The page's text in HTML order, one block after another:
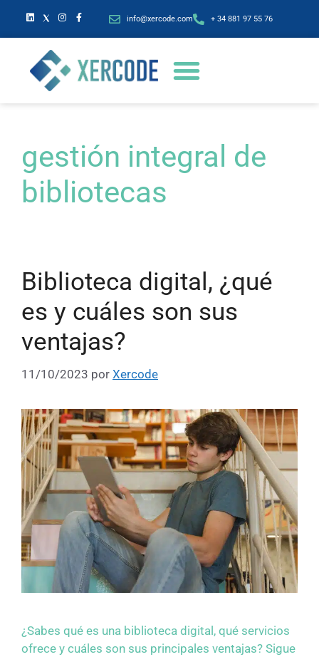
info@xercode.com + 34 881 97 55 76
gestión integral de
bibliotecas
Biblioteca digital, ¿qué
es y cuáles son sus
ventajas?
11/10/2023 por Xercode
¿Sabes qué es una biblioteca digital, qué servicios
ofrece y cuáles son sus principales ventajas? Sigue